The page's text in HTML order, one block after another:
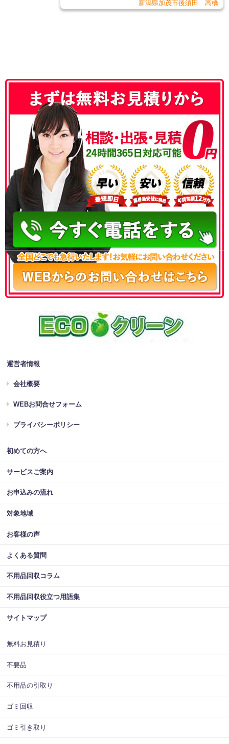
新潟県加茂市後須田 高橋
050-3186-4780
運営者情報
会社概要
WEBお問合せフォーム
プライバシーポリシー
初めての方へ
サービスご案内
お申込みの流れ
対象地域
お客様の声
よくある質問
不用品回収コラム
不用品回収役立つ用語集
サイトマップ
無料お見積り
不要品
不用品の引取り
ゴミ回収
ゴミ引き取り